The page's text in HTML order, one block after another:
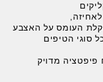
העומס על האצבע
סוגי הטיפים
פיפטציה מדויק